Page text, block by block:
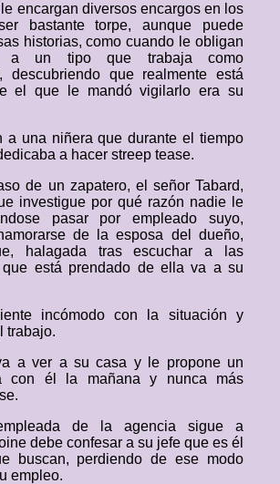
encargan diversos encargos en los
bastante torpe, aunque puede
historias, como cuando le obligan
a un tipo que trabaja como
descubriendo que realmente está
el que le mandó vigilarlo era su
a una niñera que durante el tiempo
a hacer streep tease.
de un zapatero, el señor Tabard,
investigue por qué razón nadie le
pasar por empleado suyo,
de la esposa del dueño,
halagada tras escuchar a las
que está prendado de ella va a su
incómodo con la situación y
trabajo.
a ver a su casa y le propone un
con él la mañana y nunca más
de la agencia sigue a
debe confesar a su jefe que es él
buscan, perdiendo de ese modo
empleo.